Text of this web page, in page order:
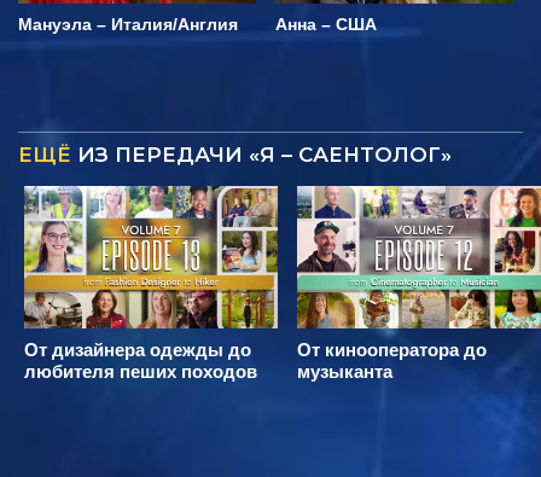
Мануэла – Италия/Англия Анна – США
ЕЩЁ ИЗ ПЕРЕДАЧИ «Я – САЕНТОЛОГ»
От дизайнера одежды до
любителя пеших походов
От кинооператора до
музыканта